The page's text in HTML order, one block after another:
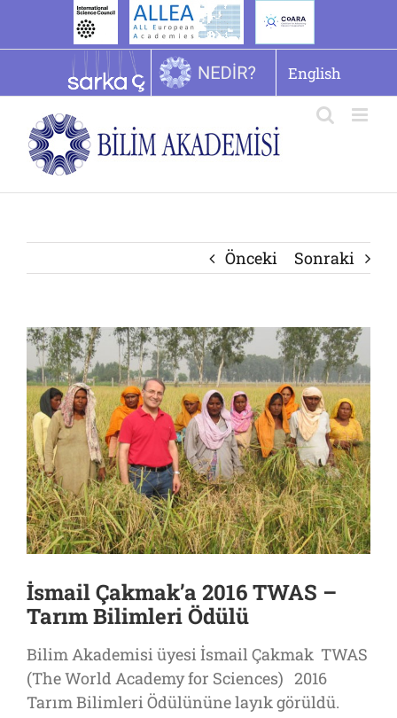
English
Önceki Sonraki
İsmail Çakmak’a 2016 TWAS –
Tarım Bilimleri Ödülü
Bilim Akademisi üyesi İsmail Çakmak TWAS
(The World Academy for Sciences) 2016
Tarım Bilimleri Ödülününe layık görüldü.